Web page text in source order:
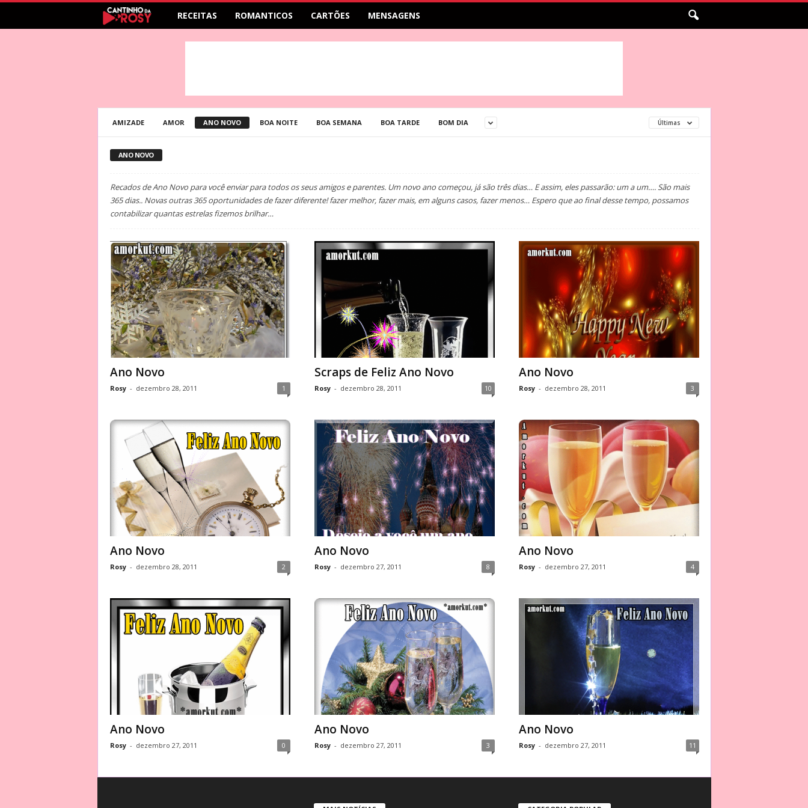
RECEITAS ROMANTICOS CARTÕES MENSAGENS
AMIZADE AMOR ANO NOVO BOA NOITE BOA SEMANA BOA TARDE BOM DIA Últimas
ANO NOVO
Recados de Ano Novo para você enviar para todos os seus amigos e parentes. Um novo ano começou, já são três dias… E assim, eles passarão: um a um…. São mais
365 dias.. Novas outras 365 oportunidades de fazer diferente! fazer melhor, fazer mais, em alguns casos, fazer menos… Espero que ao final desse tempo, possamos
contabilizar quantas estrelas fizemos brilhar…
Ano Novo
Rosy - dezembro 28, 2011 1
Scraps de Feliz Ano Novo
Rosy - dezembro 28, 2011 10
Ano Novo
Rosy - dezembro 28, 2011 3
Ano Novo
Rosy - dezembro 28, 2011 2
Ano Novo
Rosy - dezembro 27, 2011 8
Ano Novo
Rosy - dezembro 27, 2011 4
Ano Novo
Rosy - dezembro 27, 2011 0
Ano Novo
Rosy - dezembro 27, 2011 3
Ano Novo
Rosy - dezembro 27, 2011 11